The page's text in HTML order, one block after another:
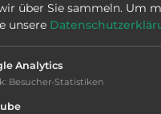
Webseite:
Öffnungszeiten:
über Sie sammeln. Um
unsere
Analytics
: Besucher-Statistiken